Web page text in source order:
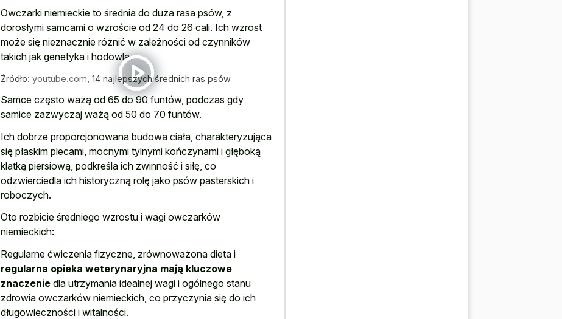
Owczarki niemieckie to średnia do duża rasa psów, z
dorosłymi samcami o wzroście od 24 do 26 cali. Ich wzrost
może się nieznacznie różnić w zależności od czynników
takich jak genetyka i hodowla.
Źródło: youtube.com 14 najlepszych średnich ras psów
Samce często ważą od 65 do 90 funtów, podczas gdy
samice zazwyczaj ważą od 50 do 70 funtów.
Ich dobrze proporcjonowana budowa ciała, charakteryzująca
się płaskim plecami, mocnymi tylnymi kończynami i głęboką
klatką piersiową, podkreśla ich zwinność i siłę, co
odzwierciedla ich historyczną rolę jako psów pasterskich i
roboczych.
Oto rozbicie średniego wzrostu i wagi owczarków
niemieckich:
Regularne ćwiczenia fizyczne, zrównoważona dieta i
regularna opieka weterynaryjna mają kluczowe
znaczenie dla utrzymania idealnej wagi i ogólnego stanu
zdrowia owczarków niemieckich, co przyczynia się do ich
długowieczności i witalności.